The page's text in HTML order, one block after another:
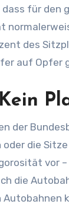
für den
des
auf Opfer
der
die
vor
die